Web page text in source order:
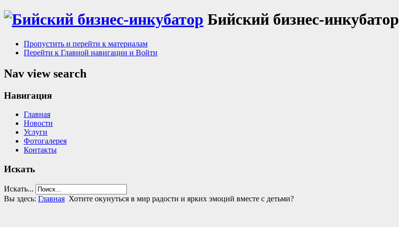
Бийский бизнес-инкубатор
Пропустить и перейти к материалам
Перейти к Главной навигации и Войти
Nav view search
Навигация
Главная
Новости
Услуги
Фотогалерея
Контакты
Искать
Искать...
Вы здесь: Главная Хотите окунуться в мир радости и ярких эмоций вместе с детьми?